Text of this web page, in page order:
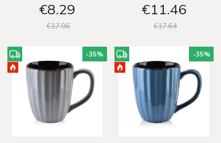
€8 29
€1706
€11 46
€1764
-35% -35%